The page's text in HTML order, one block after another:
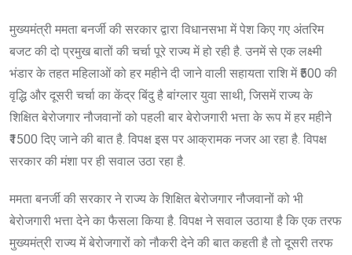
मुख्यमंत्री ममता बनर्जी की सरकार द्वारा विधानसभा में पेश किए गए अंतरिम
बजट की दो प्रमुख बातों की चर्चा पूरे राज्य में हो रही है. उनमें से एक लक्ष्मी
भंडार के तहत महिलाओं को हर महीने दी जाने वाली सहायता राशि में ₹500 की
वृद्धि और दूसरी चर्चा का केंद्र बिंदु है बांग्लार युवा साथी, जिसमें राज्य के
शिक्षित बेरोजगार नौजवानों को पहली बार बेरोजगारी भत्ता के रूप में हर महीने
₹1500 दिए जाने की बात है. विपक्ष इस पर आक्रामक नजर आ रहा है. विपक्ष
सरकार की मंशा पर ही सवाल उठा रहा है.
ममता बनर्जी की सरकार ने राज्य के शिक्षित बेरोजगार नौजवानों को भी
बेरोजगारी भत्ता देने का फैसला किया है. विपक्ष ने सवाल उठाया है कि एक तरफ
मुख्यमंत्री राज्य में बेरोजगारों को नौकरी देने की बात कहती है तो दूसरी तरफ